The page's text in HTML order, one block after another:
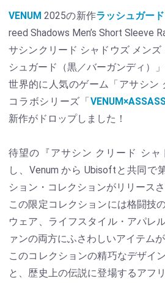
VENUM 2025の新作ラッシュガード
reed Shadows Men’s Short Sleeve
サシンクリード シャドウズ メンズ
シュガード（黒／バーガンディ）」
世界的に人気のゲーム「アサシン
コラボシリーズ「
新作がドロップしました！
待望の『アサシン クリード シャ
し、Venum から Ubisoftと共同で
ション・コレクションがリリースさ
この限定コレクションには格闘技
ウェア、ライフスタイル・アパレ
ァンの両方にふさわしいアイテムが
このコレクションの精巧なデザイ
と、歴史上の伝説に登場するアフ